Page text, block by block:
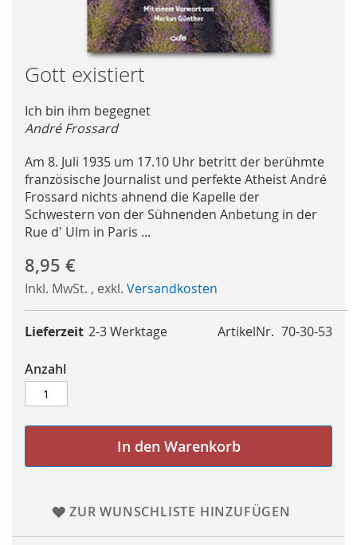
Skip
to
the
beginning
of
the
images
gallery
Gott existiert
Ich bin ihm begegnet
André Frossard
Am 8. Juli 1935 um 17.10 Uhr betritt der berühmte
französische Journalist und perfekte Atheist André
Frossard nichts ahnend die Kapelle der
Schwestern von der Sühnenden Anbetung in der
Rue d' Ulm in Paris ...
8,95 €
Inkl. MwSt. , exkl. Versandkosten
ArtikelNr. 70-30-53
Lieferzeit 2-3 Werktage
Anzahl
In den Warenkorb
ZUR WUNSCHLISTE HINZUFÜGEN